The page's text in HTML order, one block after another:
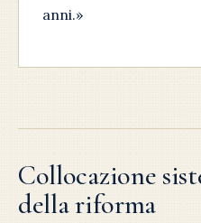
anni.»
Collocazione
della riforma